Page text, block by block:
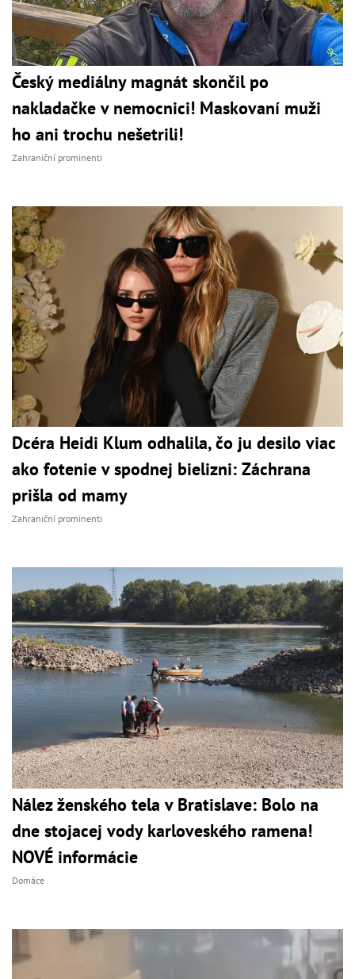
Český mediálny magnát skončil po
nakladačke v nemocnici! Maskovaní muži
ho ani trochu nešetrili!
Zahraniční prominenti
Dcéra Heidi Klum odhalila, čo ju desilo viac
ako fotenie v spodnej bielizni: Záchrana
prišla od mamy
Zahraniční prominenti
Nález ženského tela v Bratislave: Bolo na
dne stojacej vody karloveského ramena!
NOVÉ informácie
Domáce